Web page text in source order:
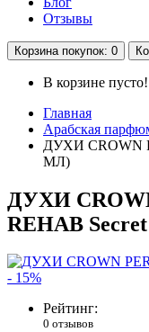
Отзывы
Корзина покупок: 0
В корзине пусто!
Главная
Арабская
ДУХИ CROWN
МЛ)
ДУХИ
REHAB
- 15%
Рейтинг:
0 отзывов